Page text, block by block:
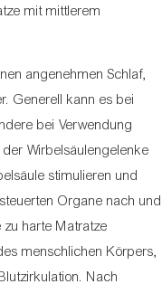
mit mittlerem
angenehmen Schlaf,
Generell kann es bei
bei Verwendung
Wirbelsäulengelenke
stimulieren und
Organe nach und
zu harte Matratze
menschlichen Körpers,
Nach